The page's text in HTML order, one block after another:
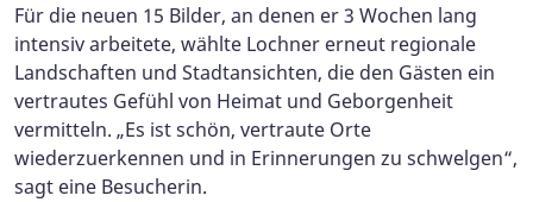
Für die neuen 15 Bilder, an denen er 3 Wochen lang
intensiv arbeitete, wählte Lochner erneut regionale
Landschaften und Stadtansichten, die den Gästen ein
vertrautes Gefühl von Heimat und Geborgenheit
vermitteln. „Es ist schön, vertraute Orte
wiederzuerkennen und in Erinnerungen zu schwelgen“,
sagt eine Besucherin.